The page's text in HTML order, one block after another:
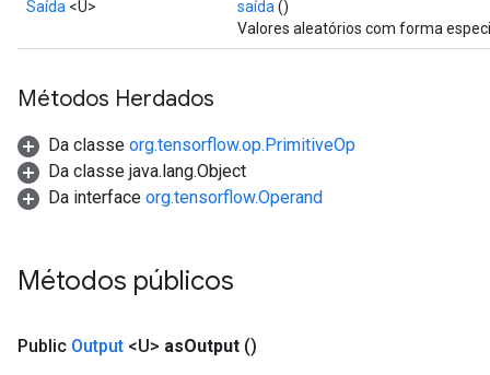
Saída <U> saída ()
Valores aleatórios com forma
Métodos Herdados
Da classe org.tensorflow.op.PrimitiveOp
Da classe java.lang.Object
Da interface org.tensorflow.Operand
Métodos públicos
Public Output <U> asOutput ()